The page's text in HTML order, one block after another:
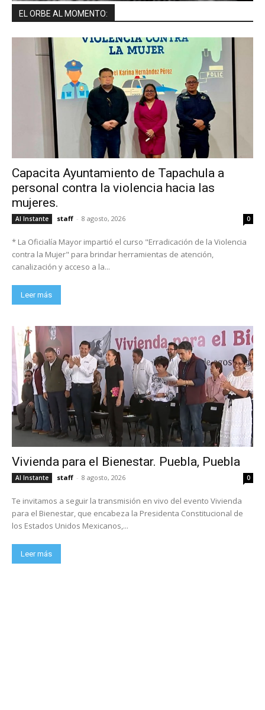
EL ORBE AL MOMENTO:
Capacita Ayuntamiento de Tapachula a
personal contra la violencia hacia las
mujeres.
Al Instante staff - 8 agosto, 2026 0
* La Oficialía Mayor impartió el curso "Erradicación de la Violencia
contra la Mujer" para brindar herramientas de atención,
canalización y acceso a la...
Leer más
Vivienda para el Bienestar. Puebla, Puebla
Al Instante staff - 8 agosto, 2026 0
Te invitamos a seguir la transmisión en vivo del evento Vivienda
para el Bienestar, que encabeza la Presidenta Constitucional de
los Estados Unidos Mexicanos,...
Leer más